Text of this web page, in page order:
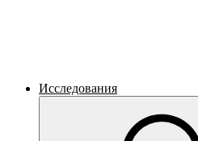
Исследования